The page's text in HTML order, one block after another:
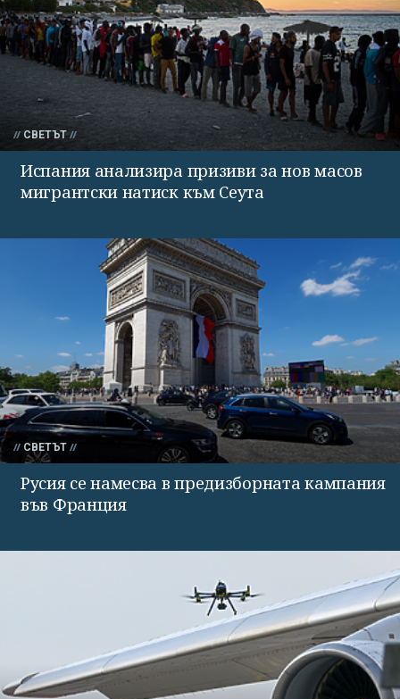
СВЕТЪТ
Испания анализира призиви за нов масов
мигрантски натиск към Сеута
СВЕТЪТ
Русия се намесва в предизборната кампания
във Франция